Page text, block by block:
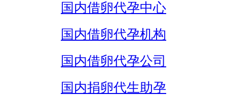
国内借卵代孕中心
国内借卵代孕机构
国内借卵代孕公司
国内捐卵代生助孕